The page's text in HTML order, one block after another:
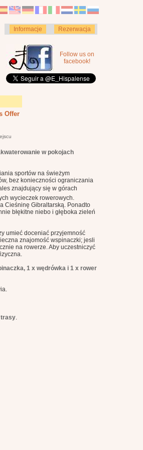
Informacje Rezerwacja
Follow us on
facebook!
Offer
w pokojach
sportów na świeżym
bez konieczności ograniczania
znajdujący się w górach
wycieczek rowerowych.
Cieśninę Gibraltarską. Ponadto
błękitne niebo i głęboka zieleń
umieć doceniać przyjemność
znajomość wspinaczki; jesli
na rowerze. Aby uczestniczyć
1 x wędrówka i 1 x rower
trasy.